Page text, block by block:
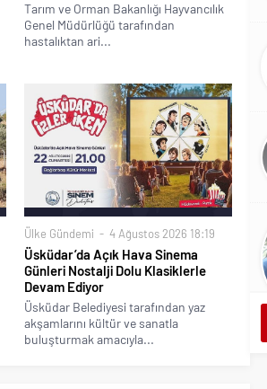
Tarım ve Orman Bakanlığı Hayvancılık
Genel Müdürlüğü tarafından
hastalıktan ari...
Ülke Gündemi 4 Ağustos 2026 18:19
Üsküdar’da Açık Hava Sinema
Günleri Nostalji Dolu Klasiklerle
Devam Ediyor
Üsküdar Belediyesi tarafından yaz
akşamlarını kültür ve sanatla
buluşturmak amacıyla...